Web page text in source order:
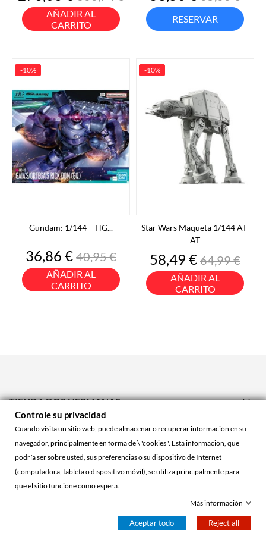
base
AÑADIR AL
CARRITO
base
RESERVAR
Gundam: 1/144 – HG...
Precio
36,86 €Precio
base
40,95 €
AÑADIR AL
CARRITO
-10%
Star Wars Maqueta 1/144 AT-
AT
Precio
58,49 €Precio
base
64,99 €
AÑADIR AL
CARRITO
-10%
TIENDA DOS HERMANAS 
TIENDA ONLINE 
ACCOUNT
Controle su privacidad
Cuando visita un sitio web, puede almacenar o recuperar información en su
navegador, principalmente en forma de \ 'cookies '. Esta información, que
podría ser sobre usted, sus preferencias o su dispositivo de Internet
(computadora, tableta o dispositivo móvil), se utiliza principalmente para
que el sitio funcione como espera.
Más información
Aceptar todo Reject all